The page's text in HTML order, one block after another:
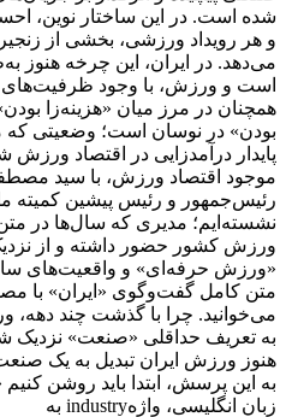
شده است. در این ساختار نوین،
و هر رویداد ورزشی، بخشی از
می‌دهد. در ایران، این چرخه هنوز
است و ورزش، با وجود ظرفیت‌های
همچنان در مرز میان «هزینه‌زا
بودن» در نوسان است؛ وضعیتی که
پایدار درآمدزایی در اقتصاد
موجود اقتصاد ورزش، با سید
رئیس‌جمهور و رئیس پیشین کمیته
نشسته‌ایم؛ مدیری که سال‌ها در
ورزش کشور حضور داشته و از
«ورزش حرفه‌ای» و واقعیت‌های
متن کامل گفت‌وگوی «ایران» با
می‌خوانید. چرا با گذشت چند دهه،
به تعریف حداقلی «صنعت»
هنوز ورزش ایران تبدیل به یک
به این پرسش، ابتدا باید روشن
زبان انگلیسی، واژهindustry به